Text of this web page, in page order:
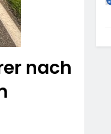
nach